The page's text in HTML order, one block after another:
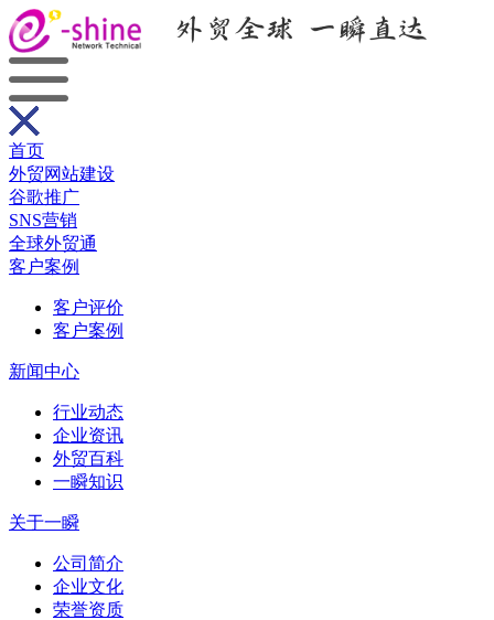
首页
外贸网站建设
谷歌推广
SNS营销
全球外贸通
客户案例
客户评价
客户案例
新闻中心
行业动态
企业资讯
外贸百科
一瞬知识
关于一瞬
公司简介
企业文化
荣誉资质